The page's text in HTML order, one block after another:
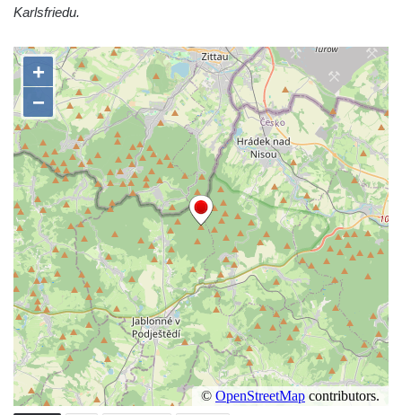
Hrad Frýdštejn (Friedstein)
Hrad Krásný Buk (Schönbuch) u Krásné
Lípy
Kamenický hrad na Zámeckém vrchu –
Česká Kamenice
Horní Hrad, řečený Hauenštejn, okres
Karlovy Vary
Hrad Hartenberg (Hřebeny)
Hrad Přimda (Pfraumberg)
Karlsfriedu.